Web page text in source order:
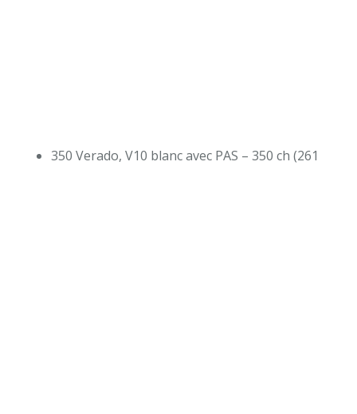
350 Verado, V10 blanc avec PAS – 350 ch (261